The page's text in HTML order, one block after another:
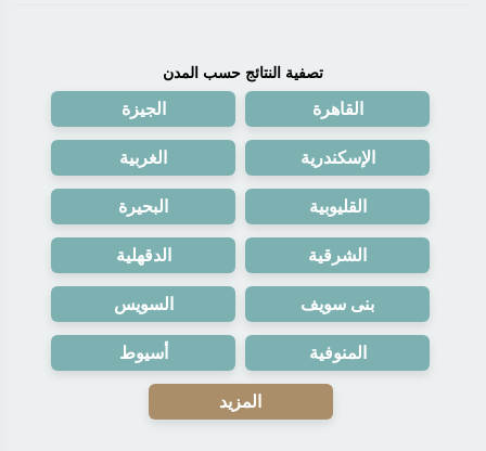
تصفية النتائج حسب المدن
القاهرة الجيزة
الإسكندرية الغربية
القليوبية البحيرة
الشرقية الدقهلية
بنى سويف السويس
المنوفية أسيوط
المزيد